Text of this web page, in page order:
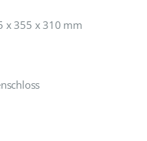
x 355 x 310 mm